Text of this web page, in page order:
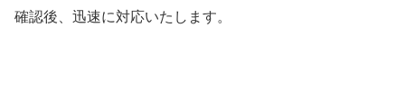
確認後、迅速に対応いたします。